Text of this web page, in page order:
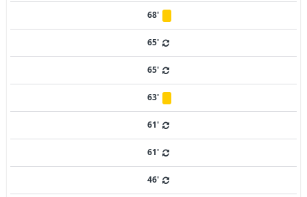
68'
65'
65'
63'
61'
61'
46'